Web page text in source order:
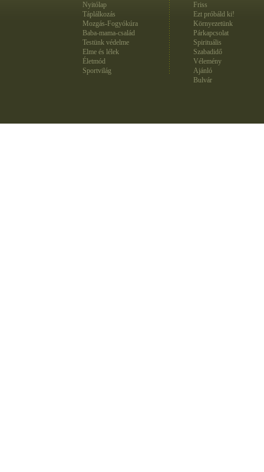
Nyitólap
Táplálkozás
Mozgás-Fogyókúra
Baba-mama-család
Testünk védelme
Elme és lélek
Életmód
Sportvilág
Friss
Ezt próbáld ki!
Környezetünk
Párkapcsolat
Spirituális
Szabadidő
Vélemény
Ajánló
Bulvár